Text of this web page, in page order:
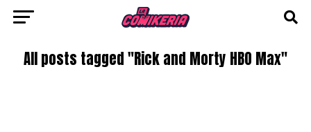
All posts tagged "Rick and Morty HBO Max"